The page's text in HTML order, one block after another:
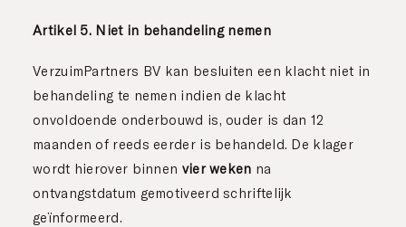
Artikel 5. Niet in behandeling nemen
VerzuimPartners BV kan besluiten een klacht niet in
behandeling te nemen indien de klacht
onvoldoende onderbouwd is, ouder is dan 12
maanden of reeds eerder is behandeld. De klager
wordt hierover binnen vier weken na
ontvangstdatum gemotiveerd schriftelijk
geïnformeerd.